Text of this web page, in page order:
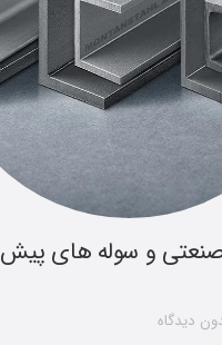
صنعتی و سوله های پیش
دیدگاه